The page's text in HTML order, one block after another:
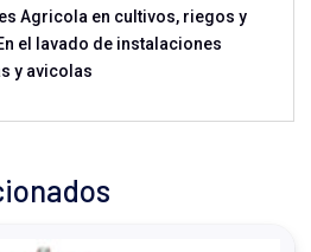
Agricola en cultivos, riegos y
el lavado de instalaciones
y avicolas